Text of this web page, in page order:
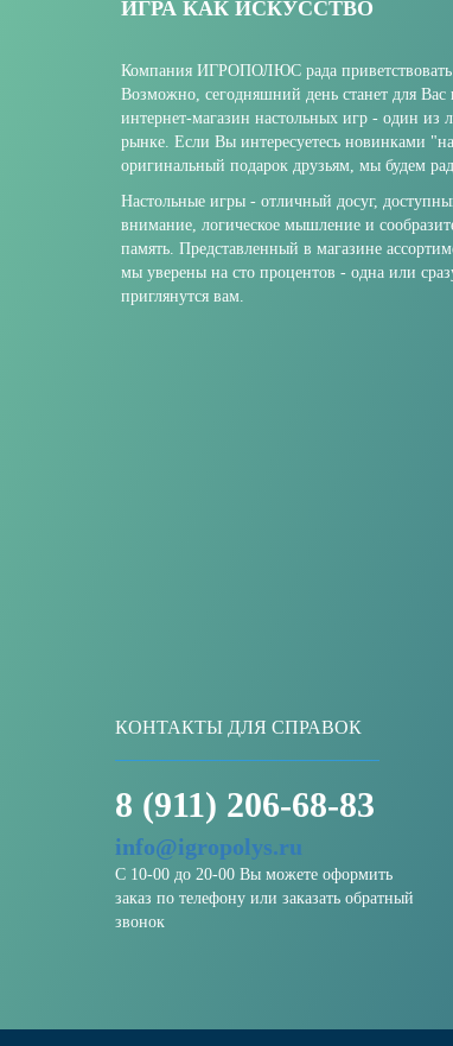
ИГРА КАК ИСКУССТВО
Компания ИГРОПОЛЮС рада приветствовать
Возможно, сегодняшний день станет для
интернет-магазин настольных игр - один из
рынке. Если Вы интересуетесь новинками
оригинальный подарок друзьям, мы будем
Настольные игры - отличный досуг,
внимание, логическое мышление и
память. Представленный в магазине
мы уверены на сто процентов - одна или
приглянутся вам.
КОНТАКТЫ ДЛЯ СПРАВОК
8 (911) 206-68-83
info@igropolys.ru
С 10-00 до 20-00 Вы можете оформить
заказ по телефону или заказать обратный
звонок